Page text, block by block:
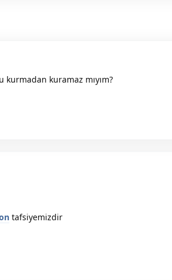
kuramaz mıyım?
tafsiyemizdir